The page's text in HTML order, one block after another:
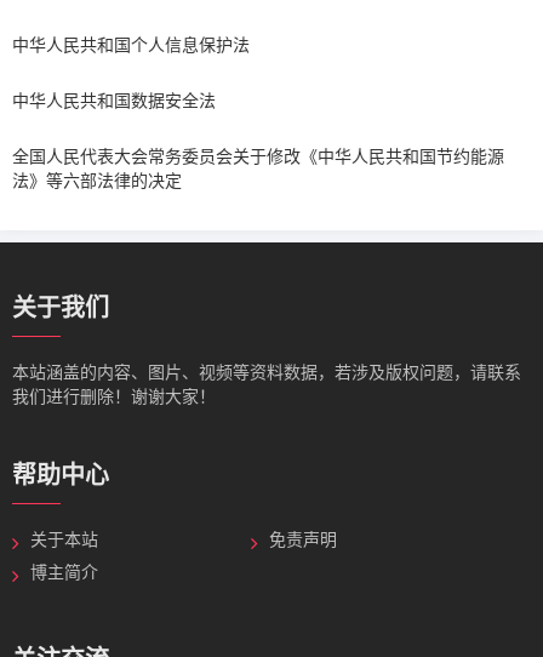
中华人民共和国个人信息保护法
中华人民共和国数据安全法
全国人民代表大会常务委员会关于修改《中华人民共和国节约能源
法》等六部法律的决定
关于我们
本站涵盖的内容、图片、视频等资料数据，若涉及版权问题，请联系
我们进行删除！谢谢大家！
帮助中心
关于本站
免责声明
博主简介